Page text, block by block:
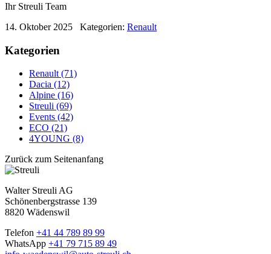
Ihr Streuli Team
14. Oktober 2025
Kategorien: Renault
Kategorien
Renault (71)
Dacia (12)
Alpine (16)
Streuli (69)
Events (42)
ECO (21)
4YOUNG (8)
Zurück zum Seitenanfang
Walter Streuli AG
Schönenbergstrasse 139
8820 Wädenswil
Telefon +41 44 789 89 99
WhatsApp +41 79 715 89 49